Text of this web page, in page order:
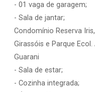
- 01 vaga de garagem;
- Sala de jantar;
Condomínio Reserva
Girassóis e Parque
Guarani
- Sala de estar;
- Cozinha integrada;